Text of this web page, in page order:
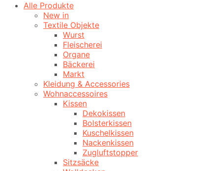
Alle Produkte
New in
Textile Objekte
Wurst
Fleischerei
Organe
Bäckerei
Markt
Kleidung & Accessories
Wohnaccessoires
Kissen
Dekokissen
Bolsterkissen
Kuschelkissen
Nackenkissen
Zugluftstopper
Sitzsäcke